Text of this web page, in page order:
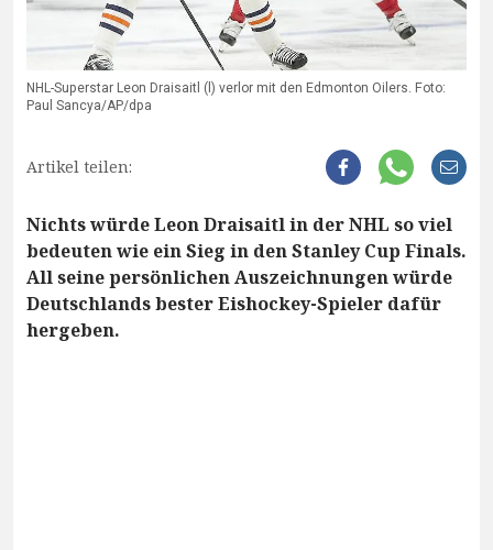
NHL-Superstar Leon Draisaitl (l) verlor mit den Edmonton Oilers. Foto:
Paul Sancya/AP/dpa
Artikel teilen:
Nichts würde Leon Draisaitl in der NHL so viel
bedeuten wie ein Sieg in den Stanley Cup Finals.
All seine persönlichen Auszeichnungen würde
Deutschlands bester Eishockey-Spieler dafür
hergeben.